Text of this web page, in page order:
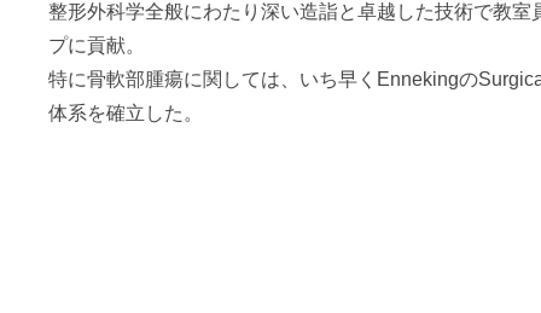
整形外科学全般にわたり深い造詣と卓越した技術で教
プに貢献。
特に骨軟部腫瘍に関しては、いち早くEnnekingの
体系を確立した。